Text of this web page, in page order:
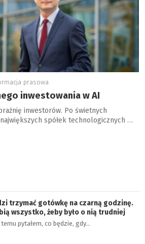
prasowa
inwestowania w AI
inwestorów. Po świetnych
spółek technologicznych …
trzymać gotówkę na czarną godzinę.
wszystko, żeby było o nią trudniej
pytałem, co będzie, gdy…